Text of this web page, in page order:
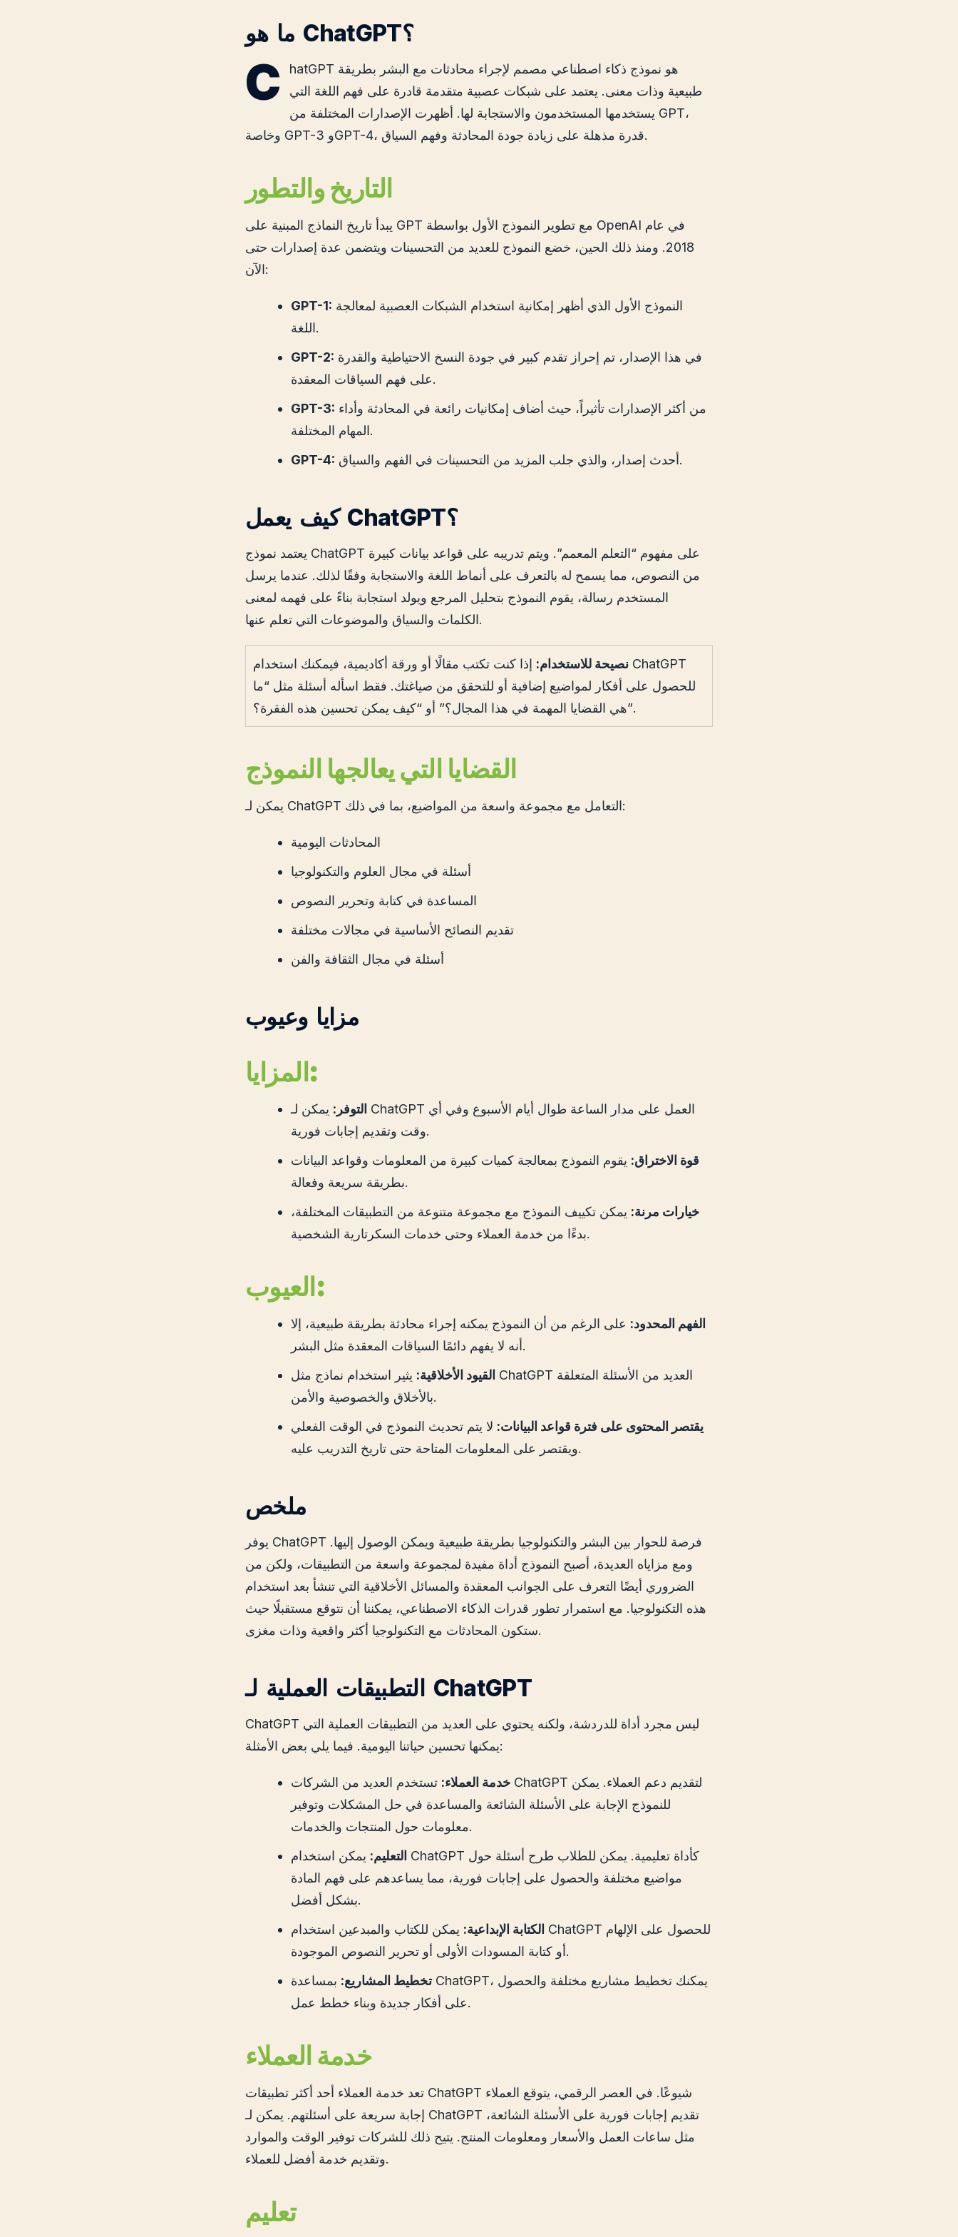
ما هو ChatGPT؟
C
hatGPT هو نموذج ذكاء اصطناعي مصمم لإجراء محادثات مع البشر بطريقة
طبيعية وذات معنى. يعتمد على شبكات عصبية متقدمة قادرة على فهم اللغة التي
يستخدمها المستخدمون والاستجابة لها. أظهرت الإصدارات المختلفة من GPT،
وخاصة GPT-3 وGPT-4، قدرة مذهلة على زيادة جودة المحادثة وفهم السياق.
التاريخ والتطور
يبدأ تاريخ النماذج المبنية على GPT مع تطوير النموذج الأول بواسطة OpenAI في عام
2018. ومنذ ذلك الحين، خضع النموذج للعديد من التحسينات ويتضمن عدة إصدارات حتى
الآن:
GPT-1:
اللغة.
GPT-2:
على فهم السياقات المعقدة.
GPT-3:
المهام المختلفة.
GPT-4:
أحدث إصدار، والذي جلب المزيد من التحسينات في الفهم والسياق.
كيف يعمل ChatGPT؟
يعتمد نموذج ChatGPT على مفهوم “التعلم المعمم”. ويتم تدريبه على قواعد بيانات كبيرة
من النصوص، مما يسمح له بالتعرف على أنماط اللغة والاستجابة وفقًا لذلك. عندما يرسل
المستخدم رسالة، يقوم النموذج بتحليل المرجع ويولد استجابة بناءً على فهمه لمعنى
الكلمات والسياق والموضوعات التي تعلم عنها.
نصيحة للاستخدام: إذا كنت تكتب مقالًا أو ورقة أكاديمية، فيمكنك استخدام ChatGPT
للحصول على أفكار لمواضيع إضافية أو للتحقق من صياغتك. فقط اسأله أسئلة مثل “ما
هي القضايا المهمة في هذا المجال؟” أو “كيف يمكن تحسين هذه الفقرة؟”.
القضايا التي يعالجها النموذج
يمكن لـ ChatGPT التعامل مع مجموعة واسعة من المواضيع، بما في ذلك:
المحادثات اليومية
أسئلة في مجال العلوم والتكنولوجيا
المساعدة في كتابة وتحرير النصوص
تقديم النصائح الأساسية في مجالات مختلفة
أسئلة في مجال الثقافة والفن
مزايا وعيوب
المزايا:
التوفر: يمكن لـ ChatGPT العمل على مدار الساعة طوال أيام الأسبوع وفي أي
وقت وتقديم إجابات فورية.
قوة الاختراق: يقوم النموذج بمعالجة كميات كبيرة من المعلومات وقواعد البيانات
بطريقة سريعة وفعالة.
خيارات مرنة: يمكن تكييف النموذج مع مجموعة متنوعة من التطبيقات المختلفة،
بدءًا من خدمة العملاء وحتى خدمات السكرتارية الشخصية.
العيوب:
الفهم المحدود: على الرغم من أن النموذج يمكنه إجراء محادثة بطريقة طبيعية، إلا
أنه لا يفهم دائمًا السياقات المعقدة مثل البشر.
القيود الأخلاقية: يثير استخدام نماذج مثل ChatGPT العديد من الأسئلة المتعلقة
بالأخلاق والخصوصية والأمن.
يقتصر المحتوى على فترة قواعد البيانات: لا يتم تحديث النموذج في الوقت الفعلي
ويقتصر على المعلومات المتاحة حتى تاريخ التدريب عليه.
ملخص
يوفر ChatGPT فرصة للحوار بين البشر والتكنولوجيا بطريقة طبيعية ويمكن الوصول إليها.
ومع مزاياه العديدة، أصبح النموذج أداة مفيدة لمجموعة واسعة من التطبيقات، ولكن من
الضروري أيضًا التعرف على الجوانب المعقدة والمسائل الأخلاقية التي تنشأ بعد استخدام
هذه التكنولوجيا. مع استمرار تطور قدرات الذكاء الاصطناعي، يمكننا أن نتوقع مستقبلًا حيث
ستكون المحادثات مع التكنولوجيا أكثر واقعية وذات مغزى.
التطبيقات العملية لـ ChatGPT
ChatGPT ليس مجرد أداة للدردشة، ولكنه يحتوي على العديد من التطبيقات العملية التي
يمكنها تحسين حياتنا اليومية. فيما يلي بعض الأمثلة:
خدمة العملاء: تستخدم العديد من الشركات ChatGPT لتقديم دعم العملاء. يمكن
للنموذج الإجابة على الأسئلة الشائعة والمساعدة في حل المشكلات وتوفير
معلومات حول المنتجات والخدمات.
التعليم: يمكن استخدام ChatGPT كأداة تعليمية. يمكن للطلاب طرح أسئلة حول
مواضيع مختلفة والحصول على إجابات فورية، مما يساعدهم على فهم المادة
بشكل أفضل.
الكتابة الإبداعية: يمكن للكتاب والمبدعين استخدام ChatGPT للحصول على الإلهام
أو كتابة المسودات الأولى أو تحرير النصوص الموجودة.
تخطيط المشاريع: بمساعدة ChatGPT، يمكنك تخطيط مشاريع مختلفة والحصول
على أفكار جديدة وبناء خطط عمل.
خدمة العملاء
تعد خدمة العملاء أحد أكثر تطبيقات ChatGPT شيوعًا. في العصر الرقمي، يتوقع العملاء
إجابة سريعة على أسئلتهم. يمكن لـ ChatGPT تقديم إجابات فورية على الأسئلة الشائعة،
مثل ساعات العمل والأسعار ومعلومات المنتج. يتيح ذلك للشركات توفير الوقت والموارد
وتقديم خدمة أفضل للعملاء.
تعليم